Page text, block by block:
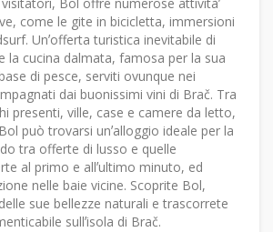
come le gite in bicicletta, immersioni
Unʼofferta turistica inevitabile di
la cucina dalmata, famosa per la sua
di pesce, serviti ovunque nei
dai buonissimi vini di Brač. Tra
presenti, ville, case e camere da letto,
può trovarsi unʼalloggio ideale per la
tra offerte di lusso e quelle
al primo e allʼultimo minuto, ed
nelle baie vicine. Scoprite Bol,
sue bellezze naturali e trascorrete
sullʼisola di Brač.